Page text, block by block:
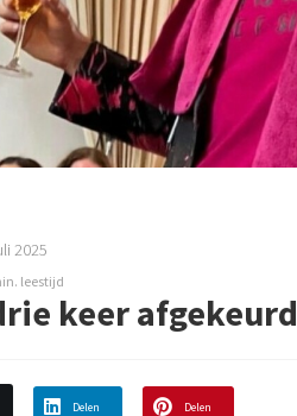
2025
leestijd
keer afgekeurd
Delen Delen